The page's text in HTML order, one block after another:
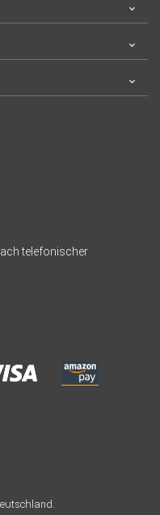
telefonischer